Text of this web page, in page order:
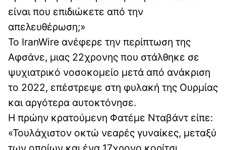
είναι που επιδιώκετε από την
απελευθέρωση;»
Το IranWire ανέφερε την περίπτωση της
Αφσάνε, μιας 22χρονης που στάλθηκε σε
ψυχιατρικό νοσοκομείο μετά από ανάκριση
το 2022, επέστρεψε στη φυλακή της Ουρμίας
και αργότερα αυτοκτόνησε.
Η πρώην κρατούμενη Φατέμε Νταβάντ είπε:
«Τουλάχιστον οκτώ νεαρές γυναίκες, μεταξύ